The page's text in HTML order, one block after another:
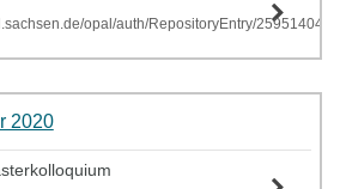
opal/auth/RepositoryEntry/
2020